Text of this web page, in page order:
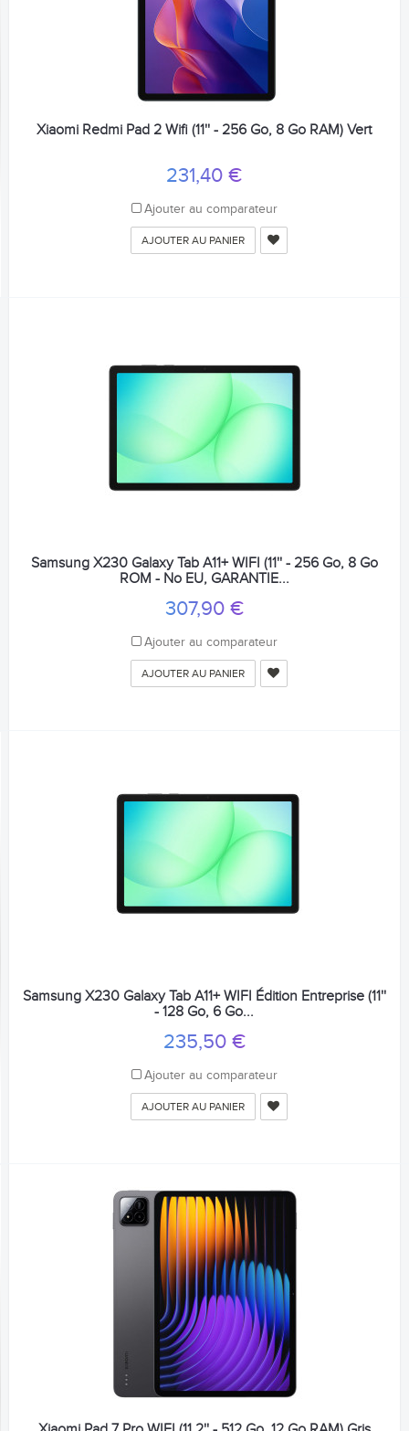
Xiaomi Redmi Pad 2 Wifi (11'' - 256 Go, 8 Go RAM) Vert
231,40 €
Ajouter au comparateur
AJOUTER AU PANIER
Samsung X230 Galaxy Tab A11+ WIFI (11'' - 256 Go, 8 Go
ROM - No EU, GARANTIE...
307,90 €
Ajouter au comparateur
AJOUTER AU PANIER
Samsung X230 Galaxy Tab A11+ WIFI Édition Entreprise (11''
- 128 Go, 6 Go...
235,50 €
Ajouter au comparateur
AJOUTER AU PANIER